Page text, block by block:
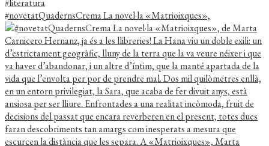
#novetatQuadernsCrema La novel·la «Matrioixques»,